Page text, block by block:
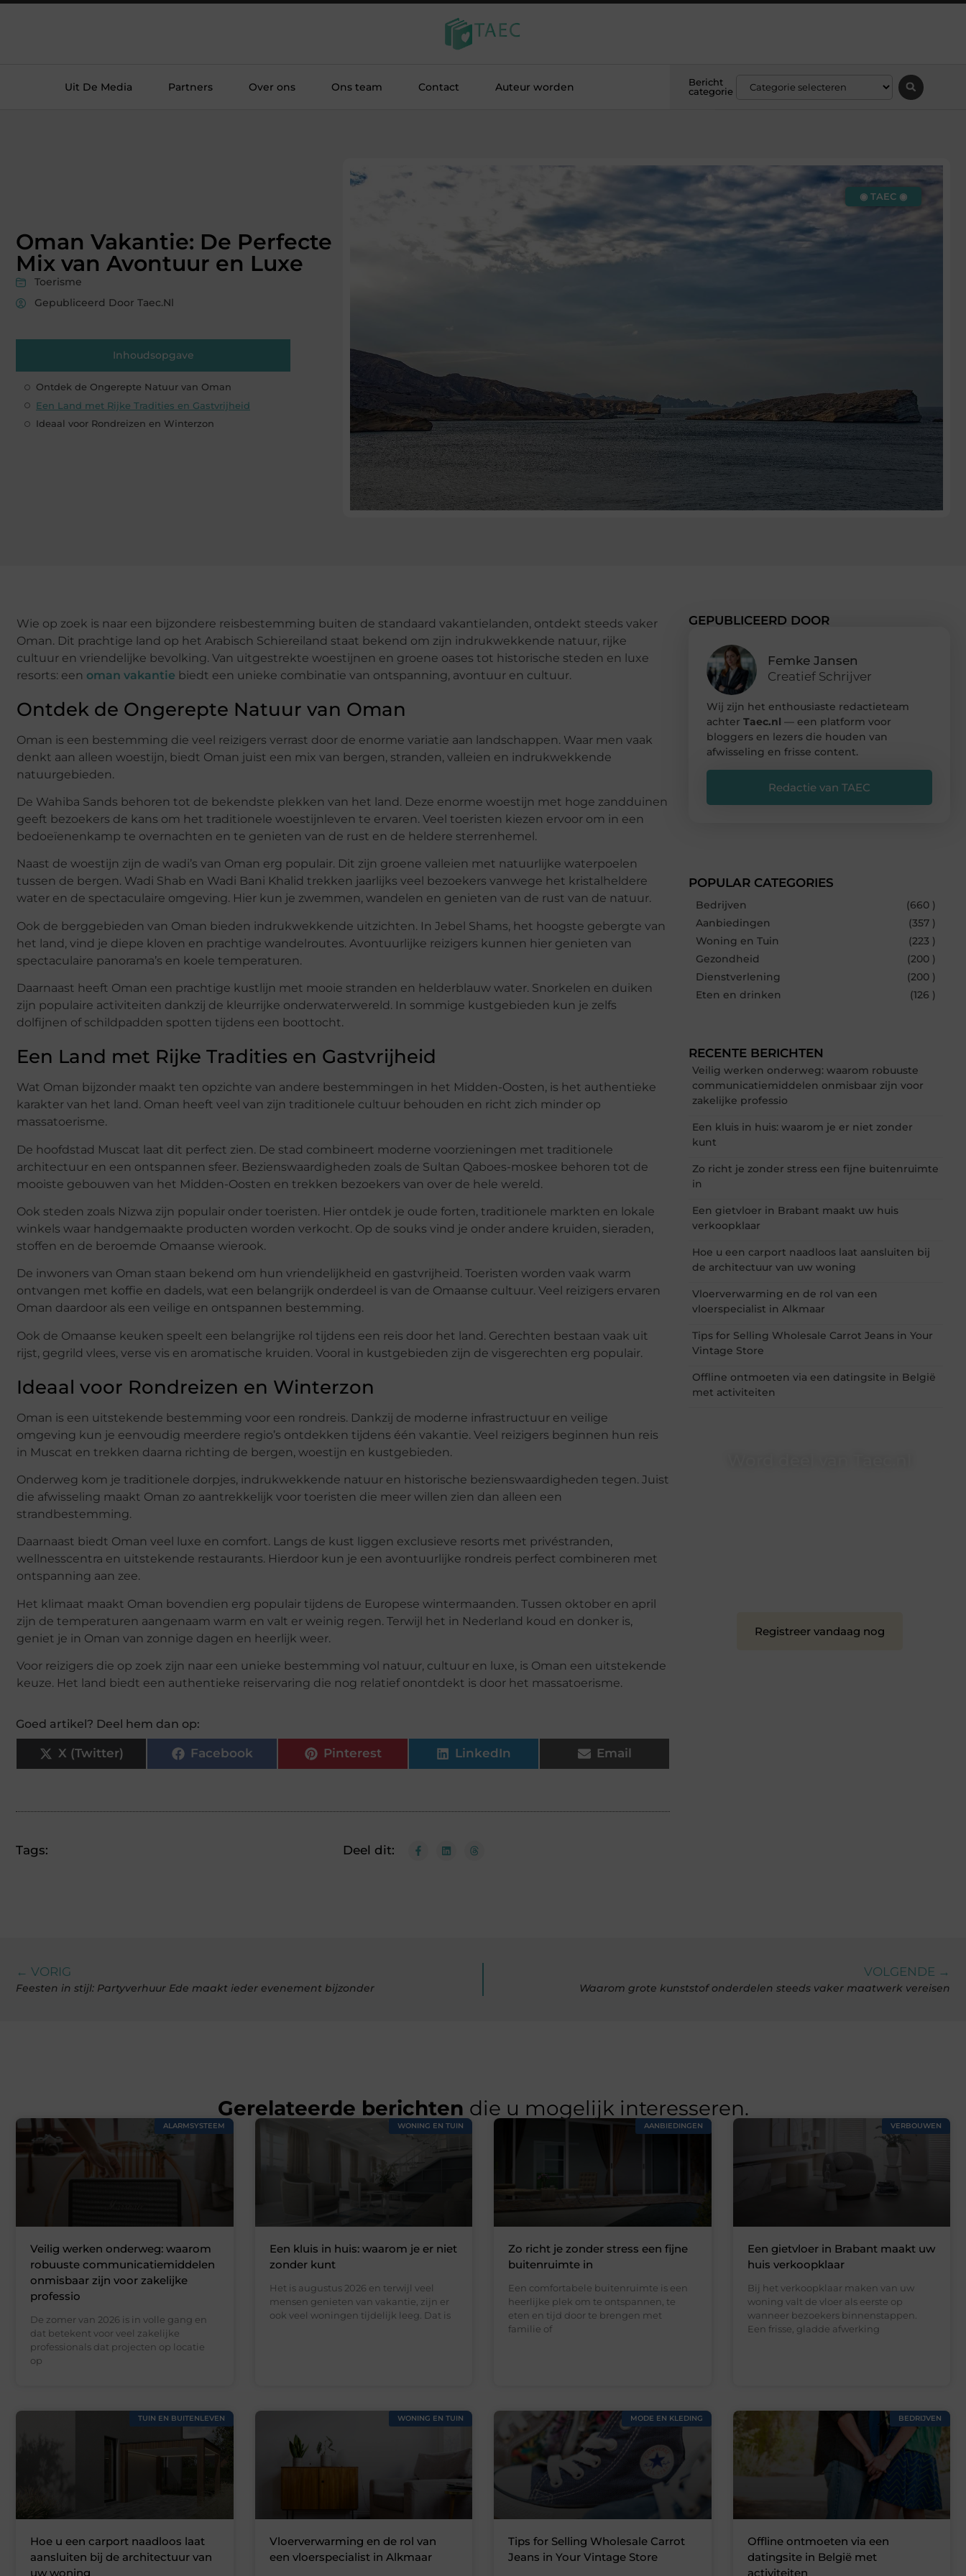
Uit De Media Partners Over ons Ons team Contact Auteur worden
Bericht
categorie
Oman Vakantie: De Perfecte
Mix van Avontuur en Luxe
Toerisme
Gepubliceerd Door Taec.nl
Inhoudsopgave
Ontdek de Ongerepte Natuur van Oman
Een Land met Rijke Tradities en Gastvrijheid
Ideaal voor Rondreizen en Winterzon
◉ TAEC ◉
Wie op zoek is naar een bijzondere reisbestemming buiten de standaard vakantielanden, ontdekt steeds vaker
Oman. Dit prachtige land op het Arabisch Schiereiland staat bekend om zijn indrukwekkende natuur, rijke
cultuur en vriendelijke bevolking. Van uitgestrekte woestijnen en groene oases tot historische steden en luxe
resorts: een oman vakantie biedt een unieke combinatie van ontspanning, avontuur en cultuur.
Ontdek de Ongerepte Natuur van Oman
Oman is een bestemming die veel reizigers verrast door de enorme variatie aan landschappen. Waar men vaak
denkt aan alleen woestijn, biedt Oman juist een mix van bergen, stranden, valleien en indrukwekkende
natuurgebieden.
De Wahiba Sands behoren tot de bekendste plekken van het land. Deze enorme woestijn met hoge zandduinen
geeft bezoekers de kans om het traditionele woestijnleven te ervaren. Veel toeristen kiezen ervoor om in een
bedoeïenenkamp te overnachten en te genieten van de rust en de heldere sterrenhemel.
Naast de woestijn zijn de wadi’s van Oman erg populair. Dit zijn groene valleien met natuurlijke waterpoelen
tussen de bergen. Wadi Shab en Wadi Bani Khalid trekken jaarlijks veel bezoekers vanwege het kristalheldere
water en de spectaculaire omgeving. Hier kun je zwemmen, wandelen en genieten van de rust van de natuur.
Ook de berggebieden van Oman bieden indrukwekkende uitzichten. In Jebel Shams, het hoogste gebergte van
het land, vind je diepe kloven en prachtige wandelroutes. Avontuurlijke reizigers kunnen hier genieten van
spectaculaire panorama’s en koele temperaturen.
Daarnaast heeft Oman een prachtige kustlijn met mooie stranden en helderblauw water. Snorkelen en duiken
zijn populaire activiteiten dankzij de kleurrijke onderwaterwereld. In sommige kustgebieden kun je zelfs
dolfijnen of schildpadden spotten tijdens een boottocht.
Een Land met Rijke Tradities en Gastvrijheid
Wat Oman bijzonder maakt ten opzichte van andere bestemmingen in het Midden-Oosten, is het authentieke
karakter van het land. Oman heeft veel van zijn traditionele cultuur behouden en richt zich minder op
massatoerisme.
De hoofdstad Muscat laat dit perfect zien. De stad combineert moderne voorzieningen met traditionele
architectuur en een ontspannen sfeer. Bezienswaardigheden zoals de Sultan Qaboes-moskee behoren tot de
mooiste gebouwen van het Midden-Oosten en trekken bezoekers van over de hele wereld.
Ook steden zoals Nizwa zijn populair onder toeristen. Hier ontdek je oude forten, traditionele markten en lokale
winkels waar handgemaakte producten worden verkocht. Op de souks vind je onder andere kruiden, sieraden,
stoffen en de beroemde Omaanse wierook.
De inwoners van Oman staan bekend om hun vriendelijkheid en gastvrijheid. Toeristen worden vaak warm
ontvangen met koffie en dadels, wat een belangrijk onderdeel is van de Omaanse cultuur. Veel reizigers ervaren
Oman daardoor als een veilige en ontspannen bestemming.
Ook de Omaanse keuken speelt een belangrijke rol tijdens een reis door het land. Gerechten bestaan vaak uit
rijst, gegrild vlees, verse vis en aromatische kruiden. Vooral in kustgebieden zijn de visgerechten erg populair.
Ideaal voor Rondreizen en Winterzon
Oman is een uitstekende bestemming voor een rondreis. Dankzij de moderne infrastructuur en veilige
omgeving kun je eenvoudig meerdere regio’s ontdekken tijdens één vakantie. Veel reizigers beginnen hun reis
in Muscat en trekken daarna richting de bergen, woestijn en kustgebieden.
Onderweg kom je traditionele dorpjes, indrukwekkende natuur en historische bezienswaardigheden tegen. Juist
die afwisseling maakt Oman zo aantrekkelijk voor toeristen die meer willen zien dan alleen een
strandbestemming.
Daarnaast biedt Oman veel luxe en comfort. Langs de kust liggen exclusieve resorts met privéstranden,
wellnesscentra en uitstekende restaurants. Hierdoor kun je een avontuurlijke rondreis perfect combineren met
ontspanning aan zee.
Het klimaat maakt Oman bovendien erg populair tijdens de Europese wintermaanden. Tussen oktober en april
zijn de temperaturen aangenaam warm en valt er weinig regen. Terwijl het in Nederland koud en donker is,
geniet je in Oman van zonnige dagen en heerlijk weer.
Voor reizigers die op zoek zijn naar een unieke bestemming vol natuur, cultuur en luxe, is Oman een uitstekende
keuze. Het land biedt een authentieke reiservaring die nog relatief onontdekt is door het massatoerisme.
Goed artikel? Deel hem dan op:
X (Twitter) Facebook Pinterest LinkedIn Email
Tags: Deel dit:
GEPUBLICEERD DOOR
Femke Jansen
Creatief Schrijver
Wij zijn het enthousiaste redactieteam
achter Taec.nl — een platform voor
bloggers en lezers die houden van
afwisseling en frisse content.
Redactie van TAEC
POPULAR CATEGORIES
Bedrijven
(660 )
Aanbiedingen
(357 )
Woning en Tuin
(223 )
Gezondheid
(200 )
Dienstverlening
(200 )
Eten en drinken
(126 )
RECENTE BERICHTEN
Veilig werken onderweg: waarom robuuste
communicatiemiddelen onmisbaar zijn voor
zakelijke professio
Een kluis in huis: waarom je er niet zonder
kunt
Zo richt je zonder stress een fijne buitenruimte
in
Een gietvloer in Brabant maakt uw huis
verkoopklaar
Hoe u een carport naadloos laat aansluiten bij
de architectuur van uw woning
Vloerverwarming en de rol van een
vloerspecialist in Alkmaar
Tips for Selling Wholesale Carrot Jeans in Your
Vintage Store
Offline ontmoeten via een datingsite in België
met activiteiten
Registreer vandaag nog
← VORIG
Feesten in stijl: Partyverhuur Ede maakt ieder evenement bijzonder
VOLGENDE →
Waarom grote kunststof onderdelen steeds vaker maatwerk vereisen
Gerelateerde berichten die u mogelijk interesseren.
ALARMSYSTEEM
Veilig werken onderweg: waarom
robuuste communicatiemiddelen
onmisbaar zijn voor zakelijke
professio
De zomer van 2026 is in volle gang en
dat betekent voor veel zakelijke
professionals dat projecten op locatie
op
WONING EN TUIN
Een kluis in huis: waarom je er niet
zonder kunt
Het is augustus 2026 en terwijl veel
mensen genieten van vakantie, zijn er
ook veel woningen tijdelijk leeg. Dat is
AANBIEDINGEN
Zo richt je zonder stress een fijne
buitenruimte in
Een comfortabele buitenruimte is een
heerlijke plek om te ontspannen, te
eten en tijd door te brengen met
familie of
VERBOUWEN
Een gietvloer in Brabant maakt uw
huis verkoopklaar
Bij het verkoopklaar maken van uw
woning valt de vloer als eerste op
wanneer bezoekers binnenstappen.
Een frisse, gladde afwerking
TUIN EN BUITENLEVEN
Hoe u een carport naadloos laat
aansluiten bij de architectuur van
uw woning
WONING EN TUIN
Vloerverwarming en de rol van
een vloerspecialist in Alkmaar
MODE EN KLEDING
Tips for Selling Wholesale Carrot
Jeans in Your Vintage Store
BEDRIJVEN
Offline ontmoeten via een
datingsite in België met
activiteiten